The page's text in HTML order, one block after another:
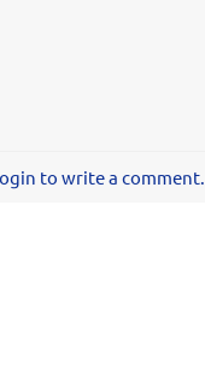
to write a comment.